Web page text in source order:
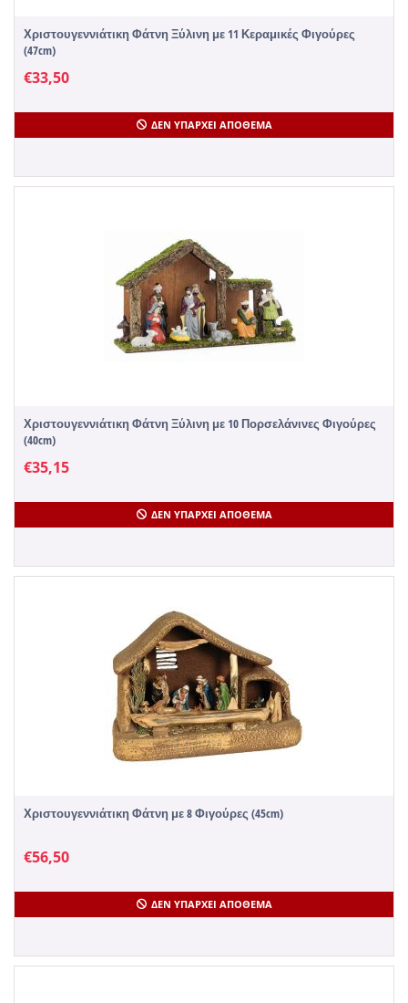
Χριστουγεννιάτικη Φάτνη Ξύλινη με 11 Κεραμικές Φιγούρες
(47cm)
€33,50
ΔΕΝ ΥΠΆΡΧΕΙ ΑΠΌΘΕΜΑ
Χριστουγεννιάτικη Φάτνη Ξύλινη με 10 Πορσελάνινες Φιγούρες
(40cm)
€35,15
ΔΕΝ ΥΠΆΡΧΕΙ ΑΠΌΘΕΜΑ
Χριστουγεννιάτικη Φάτνη με 8 Φιγούρες (45cm)
€56,50
ΔΕΝ ΥΠΆΡΧΕΙ ΑΠΌΘΕΜΑ